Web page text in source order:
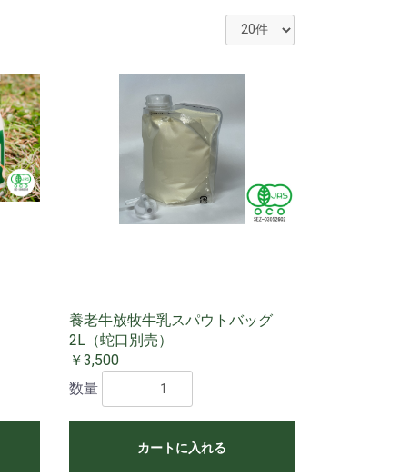
養老牛放牧牛乳スパウトバッグ
2L（蛇口別売）
￥3,500
数量
カートに入れる